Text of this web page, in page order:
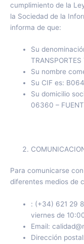
cumplimiento de la
la Sociedad de la
informa de que:
Su
TRANSPORTES
Su nombre
Su CIF es:
Su domicilio
06360 –
Para comunicarse
diferentes medios de
: (+34) 621 29
viernes de
Email:
Dirección